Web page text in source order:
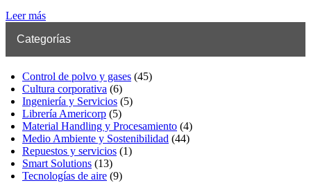
Leer más
Categorías
Control de polvo y gases (45)
Cultura corporativa (6)
Ingeniería y Servicios (5)
Librería Americorp (5)
Material Handling y Procesamiento (4)
Medio Ambiente y Sostenibilidad (44)
Repuestos y servicios (1)
Smart Solutions (13)
Tecnologías de aire (9)